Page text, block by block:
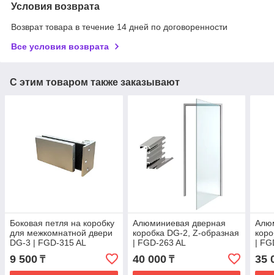
Условия возврата
Возврат товара в течение 14 дней по договоренности
Все условия возврата
С этим товаром также заказывают
Боковая петля на коробку
для межкомнатной двери
DG-3 | FGD-315 AL
9 500 ₸
Алюминиевая дверная
коробка DG-2, Z-образная
| FGD-263 AL
40 000₸
|
35